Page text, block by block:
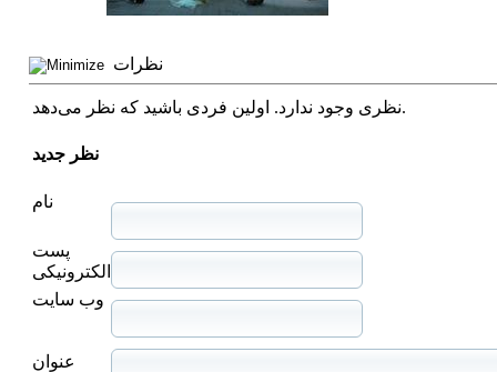
نظرات
نظری وجود ندارد. اولین فردی باشید که نظر می‌دهد.
نظر جدید
نام
پست
الکترونیکی
وب سایت
عنوان